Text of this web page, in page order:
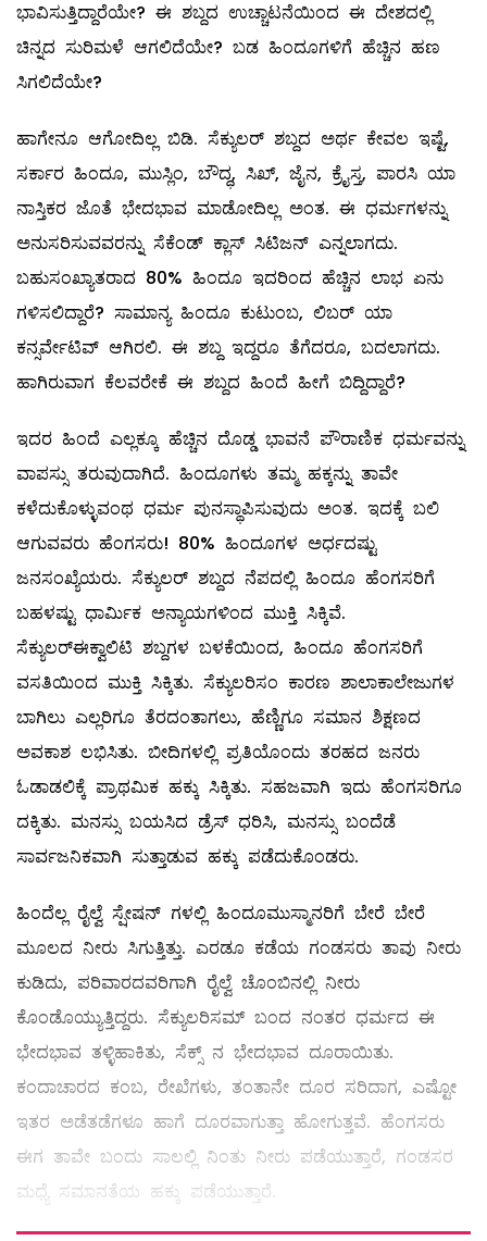
ಭಾವಿಸುತ್ತಿದ್ದಾರೆಯೇ? ಈ ಶಬ್ದದ ಉಚ್ಚಾಟನೆಯಿಂದ ಈ ದೇಶದಲ್ಲಿ
ಚಿನ್ನದ ಸುರಿಮಳೆ ಆಗಲಿದೆಯೇ? ಬಡ ಹಿಂದೂಗಳಿಗೆ ಹೆಚ್ಚಿನ ಹಣ
ಸಿಗಲಿದೆಯೇ?
ಹಾಗೇನೂ ಆಗೋದಿಲ್ಲ ಬಿಡಿ. ಸೆಕ್ಯುಲರ್‌ ಶಬ್ದದ ಅರ್ಥ ಕೇವಲ ಇಷ್ಟೆ,
ಸರ್ಕಾರ ಹಿಂದೂ, ಮುಸ್ಲಿಂ, ಬೌದ್ಧ, ಸಿಖ್‌, ಜೈನ, ಕ್ರೈಸ್ತ, ಪಾರಸಿ ಯಾ
ನಾಸ್ತಿಕರ ಜೊತೆ ಭೇದಭಾವ ಮಾಡೋದಿಲ್ಲ ಅಂತ. ಈ ಧರ್ಮಗಳನ್ನು
ಅನುಸರಿಸುವವರನ್ನು ಸೆಕೆಂಡ್‌ ಕ್ಲಾಸ್ ಸಿಟಿಜನ್‌ ಎನ್ನಲಾಗದು.
ಬಹುಸಂಖ್ಯಾತರಾದ 80% ಹಿಂದೂ ಇದರಿಂದ ಹೆಚ್ಚಿನ ಲಾಭ ಏನು
ಗಳಿಸಲಿದ್ದಾರೆ? ಸಾಮಾನ್ಯ ಹಿಂದೂ ಕುಟುಂಬ, ಲಿಬರ್‌ ಯಾ
ಕನ್ಸರ್ವೇಟಿವ್‌ ಆಗಿರಲಿ. ಈ ಶಬ್ದ ಇದ್ದರೂ ತೆಗೆದರೂ, ಬದಲಾಗದು.
ಹಾಗಿರುವಾಗ ಕೆಲವರೇಕೆ ಈ ಶಬ್ದದ ಹಿಂದೆ ಹೀಗೆ ಬಿದ್ದಿದ್ದಾರೆ?
ಇದರ ಹಿಂದೆ ಎಲ್ಲಕ್ಕೂ ಹೆಚ್ಚಿನ ದೊಡ್ಡ ಭಾವನೆ ಪೌರಾಣಿಕ ಧರ್ಮವನ್ನು
ವಾಪಸ್ಸು ತರುವುದಾಗಿದೆ. ಹಿಂದೂಗಳು ತಮ್ಮ ಹಕ್ಕನ್ನು ತಾವೇ
ಕಳೆದುಕೊಳ್ಳುವಂಥ ಧರ್ಮ ಪುನಸ್ಥಾಪಿಸುವುದು ಅಂತ. ಇದಕ್ಕೆ ಬಲಿ
ಆಗುವವರು ಹೆಂಗಸರು! 80% ಹಿಂದೂಗಳ ಅರ್ಧದಷ್ಟು
ಜನಸಂಖ್ಯೆಯರು. ಸೆಕ್ಯುಲರ್‌ ಶಬ್ದದ ನೆಪದಲ್ಲಿ ಹಿಂದೂ ಹೆಂಗಸರಿಗೆ
ಬಹಳಷ್ಟು ಧಾರ್ಮಿಕ ಅನ್ಯಾಯಗಳಿಂದ ಮುಕ್ತಿ ಸಿಕ್ಕಿವೆ.
ಸೆಕ್ಯುಲರ್‌ಈಕ್ವಾಲಿಟಿ ಶಬ್ದಗಳ ಬಳಕೆಯಿಂದ, ಹಿಂದೂ ಹೆಂಗಸರಿಗೆ
ವಸತಿಯಿಂದ ಮುಕ್ತಿ ಸಿಕ್ಕಿತು. ಸೆಕ್ಯುಲರಿಸಂ ಕಾರಣ ಶಾಲಾಕಾಲೇಜುಗಳ
ಬಾಗಿಲು ಎಲ್ಲರಿಗೂ ತೆರದಂತಾಗಲು, ಹೆಣ್ಣಿಗೂ ಸಮಾನ ಶಿಕ್ಷಣದ
ಅವಕಾಶ ಲಭಿಸಿತು. ಬೀದಿಗಳಲ್ಲಿ ಪ್ರತಿಯೊಂದು ತರಹದ ಜನರು
ಓಡಾಡಲಿಕ್ಕೆ ಪ್ರಾಥಮಿಕ ಹಕ್ಕು ಸಿಕ್ಕಿತು. ಸಹಜವಾಗಿ ಇದು ಹೆಂಗಸರಿಗೂ
ದಕ್ಕಿತು. ಮನಸ್ಸು ಬಯಸಿದ ಡ್ರೆಸ್‌ ಧರಿಸಿ, ಮನಸ್ಸು ಬಂದೆಡೆ
ಸಾರ್ವಜನಿಕವಾಗಿ ಸುತ್ತಾಡುವ ಹಕ್ಕು ಪಡೆದುಕೊಂಡರು.
ಹಿಂದೆಲ್ಲ ರೈಲ್ವೆ ಸ್ಷೇಷನ್‌ ಗಳಲ್ಲಿ ಹಿಂದೂಮುಸ್ಮಾನರಿಗೆ ಬೇರೆ ಬೇರೆ
ಮೂಲದ ನೀರು ಸಿಗುತ್ತಿತ್ತು. ಎರಡೂ ಕಡೆಯ ಗಂಡಸರು ತಾವು ನೀರು
ಕುಡಿದು, ಪರಿವಾರದವರಿಗಾಗಿ ರೈಲ್ವೆ ಚೊಂಬಿನಲ್ಲಿ ನೀರು
ಕೊಂಡೊಯ್ಯುತ್ತಿದ್ದರು. ಸೆಕ್ಯುಲರಿಸಮ್ ಬಂದ ನಂತರ ಧರ್ಮದ ಈ
ಭೇದಭಾವ ತಳ್ಳಿಹಾಕಿತು, ಸೆಕ್ಸ್ ನ ಭೇದಭಾವ ದೂರಾಯಿತು.
ಕಂದಾಚಾರದ ಕಂಬ, ರೇಖೆಗಳು, ತಂತಾನೇ ದೂರ ಸರಿದಾಗ, ಎಷ್ಟೋ
ಇತರ ಅಡೆತಡೆಗಳೂ ಹಾಗೆ ದೂರವಾಗುತ್ತಾ ಹೋಗುತ್ತವೆ. ಹೆಂಗಸರು
ಈಗ ತಾವೇ ಬಂದು ಸಾಲಲ್ಲಿ ನಿಂತು ನೀರು ಪಡೆಯುತ್ತಾರೆ, ಗಂಡಸರ
ಮಧ್ಯೆ ಸಮಾನತೆಯ ಹಕ್ಕು ಪಡೆಯುತ್ತಾರೆ.